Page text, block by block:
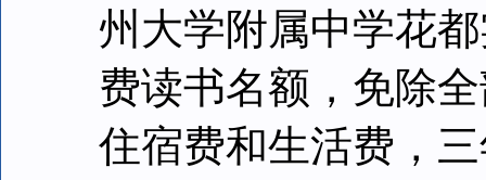
州大学附属中学花
费读书名额，免除
住宿费和生活费，